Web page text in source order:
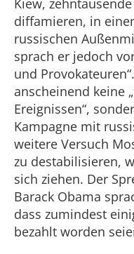
Kiew,
diffamieren, in
russischen
sprach er jedoch
und
anscheinend keine
Ereignissen“,
Kampagne mit
weitere Versuch
zu destabilisieren,
sich ziehen. Der
Barack Obama
dass zumindest
bezahlt worden